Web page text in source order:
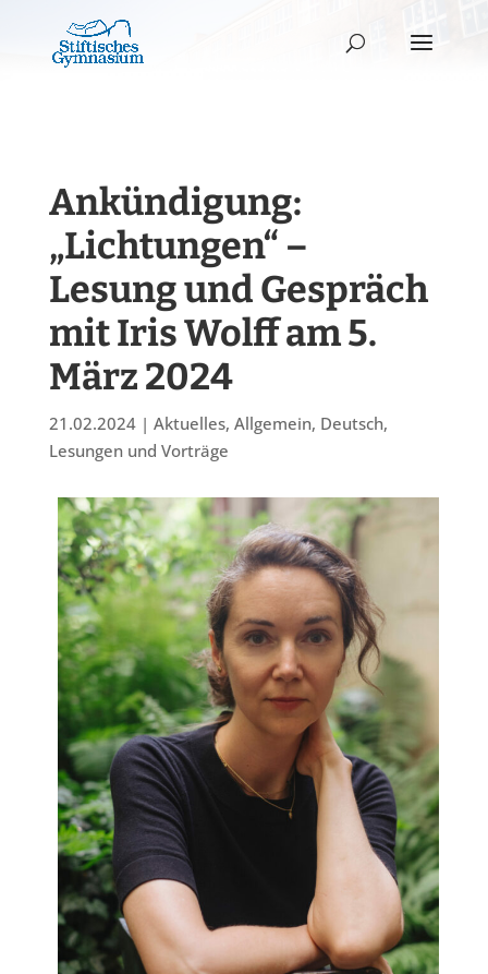
Ankündigung:
„Lichtungen“ –
Lesung und Gespräch
mit Iris Wolff am 5.
März 2024
21.02.2024| Aktuelles, Allgemein, Deutsch,
Lesungen und Vorträge